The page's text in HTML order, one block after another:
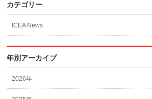
カテゴリー
ICEA News
年別アーカイブ
2026年